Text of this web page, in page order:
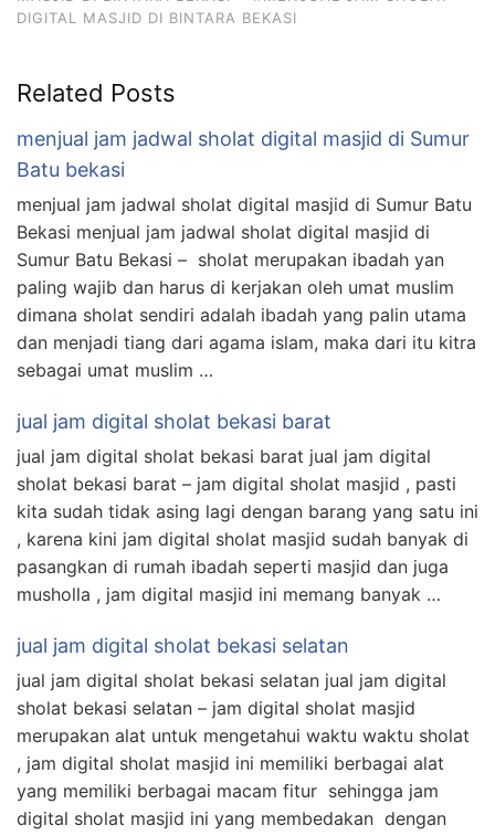
DIGITAL MASJID DI BINTARA BEKASI
Related Posts
menjual jam jadwal sholat digital masjid di Sumur
Batu bekasi
menjual jam jadwal sholat digital masjid di Sumur Batu
Bekasi menjual jam jadwal sholat digital masjid di
Sumur Batu Bekasi – sholat merupakan ibadah yan
paling wajib dan harus di kerjakan oleh umat muslim
dimana sholat sendiri adalah ibadah yang palin utama
dan menjadi tiang dari agama islam, maka dari itu kitra
sebagai umat muslim …
jual jam digital sholat bekasi barat
jual jam digital sholat bekasi barat jual jam digital
sholat bekasi barat – jam digital sholat masjid , pasti
kita sudah tidak asing lagi dengan barang yang satu ini
, karena kini jam digital sholat masjid sudah banyak di
pasangkan di rumah ibadah seperti masjid dan juga
musholla , jam digital masjid ini memang banyak …
jual jam digital sholat bekasi selatan
jual jam digital sholat bekasi selatan jual jam digital
sholat bekasi selatan – jam digital sholat masjid
merupakan alat untuk mengetahui waktu waktu sholat
, jam digital sholat masjid ini memiliki berbagai alat
yang memiliki berbagai macam fitur sehingga jam
digital sholat masjid ini yang membedakan dengan